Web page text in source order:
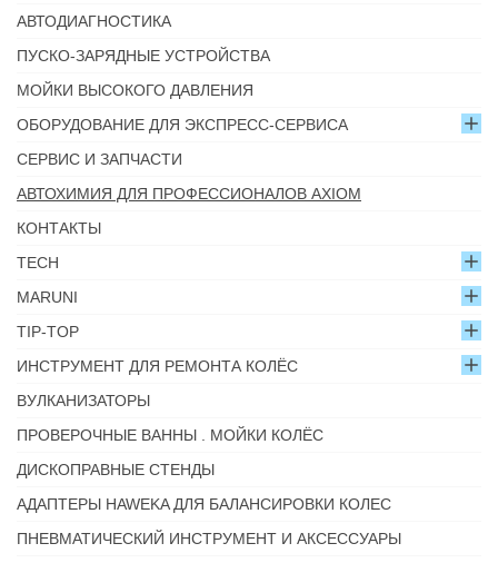
АВТОДИАГНОСТИКА
ПУСКО-ЗАРЯДНЫЕ УСТРОЙСТВА
МОЙКИ ВЫСОКОГО ДАВЛЕНИЯ
ОБОРУДОВАНИЕ ДЛЯ ЭКСПРЕСС-СЕРВИСА
СЕРВИС И ЗАПЧАСТИ
АВТОХИМИЯ ДЛЯ ПРОФЕССИОНАЛОВ AXIOM
КОНТАКТЫ
TECH
MARUNI
TIP-TOP
ИНСТРУМЕНТ ДЛЯ РЕМОНТА КОЛЁС
ВУЛКАНИЗАТОРЫ
ПРОВЕРОЧНЫЕ ВАННЫ . МОЙКИ КОЛЁС
ДИСКОПРАВНЫЕ СТЕНДЫ
АДАПТЕРЫ HAWEKA ДЛЯ БАЛАНСИРОВКИ КОЛЕС
ПНЕВМАТИЧЕСКИЙ ИНСТРУМЕНТ И АКСЕССУАРЫ